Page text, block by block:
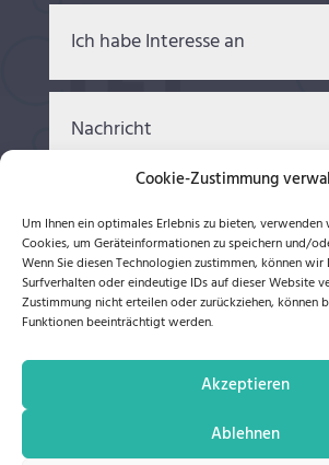
Cookie-Zustimmung
Um Ihnen ein optimales Erlebnis zu bieten,
Cookies, um Geräteinformationen zu speichern und/
Wenn Sie diesen Technologien zustimmen, können
Surfverhalten oder eindeutige IDs auf dieser Website
Zustimmung nicht erteilen oder zurückziehen, können
Funktionen beeinträchtigt werden.
Akzeptieren
Ablehnen
Ich akzeptiere dieDatenschutzerklärung